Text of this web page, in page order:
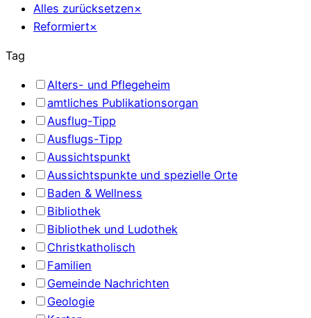
Alles zurücksetzen×
Reformiert×
Tag
Alters- und Pflegeheim
amtliches Publikationsorgan
Ausflug-Tipp
Ausflugs-Tipp
Aussichtspunkt
Aussichtspunkte und spezielle Orte
Baden & Wellness
Bibliothek
Bibliothek und Ludothek
Christkatholisch
Familien
Gemeinde Nachrichten
Geologie